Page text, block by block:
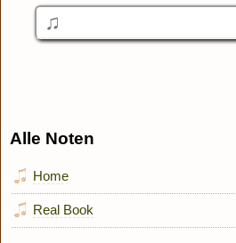
Alle Noten
Home
Real Book